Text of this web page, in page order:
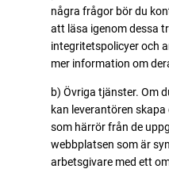
några frågor bör du
att läsa igenom dessa
integritetspolicyer och
mer information om
b) Övriga tjänster. Om
kan leverantören
som härrör från de
webbplatsen som är
arbetsgivare med ett